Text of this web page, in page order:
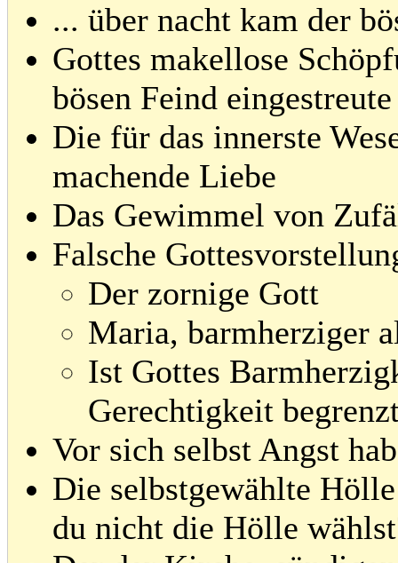
... über nacht kam der
Gottes makellose
bösen Feind
Die für das innerste
machende Liebe
Das Gewimmel von
Falsche
Der zornige Gott
Maria, barmherziger
Ist Gottes
Gerechtigkeit
Vor sich selbst Angst
Die selbstgewählte
du nicht die Hölle